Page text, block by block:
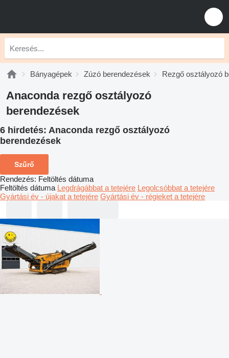
Bányagépek Zúzó berendezések Rezgő osztályozó
Anaconda rezgő osztályozó
berendezések
6 hirdetés: Anaconda rezgő osztályozó
berendezések
Szűrő
Rendezés: Feltöltés dátuma
Feltöltés dátuma Legdrágábbat a tetejére Legolcsóbbat a tetejére
Gyártási év - újakat a tetejére Gyártási év - régieket a tetejére